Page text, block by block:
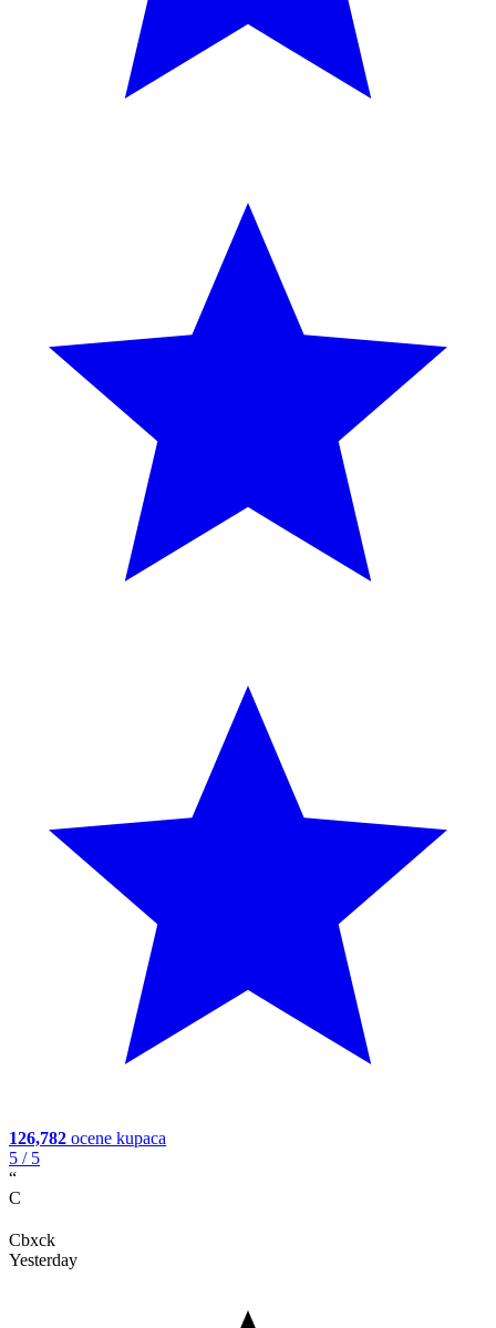
126,782 ocene kupaca
5 / 5
“
C
Cbxck
Yesterday